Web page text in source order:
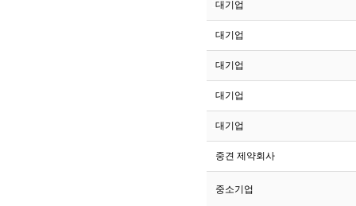
206
대기업
205
대기업
204
대기업
203
대기업
202
대기업
201
중견 제약회사
200
중소기업